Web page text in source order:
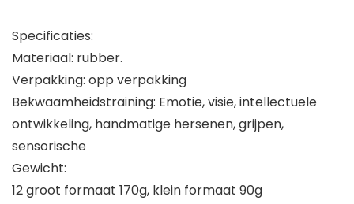
Specificaties:
Materiaal: rubber.
Verpakking: opp verpakking
Bekwaamheidstraining: Emotie, visie, intellectuele
ontwikkeling, handmatige hersenen, grijpen,
sensorische
Gewicht:
12 groot formaat 170g, klein formaat 90g